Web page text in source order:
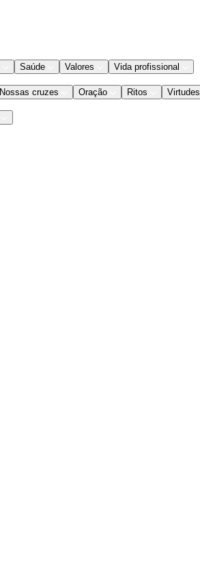
Saúde Valores Vida profissional
Nossas cruzes Oração Ritos Virtudes